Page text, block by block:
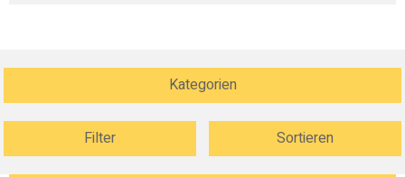
Kategorien
Filter Sortieren